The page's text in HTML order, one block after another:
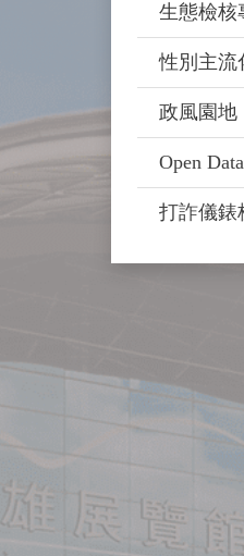
生態檢核
性別主流
政風園地
Open Data
打詐儀錶